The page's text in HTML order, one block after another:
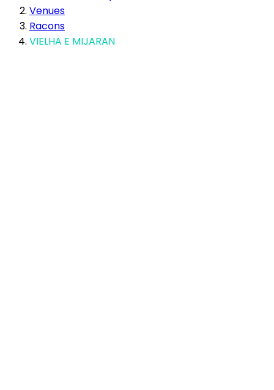
Venues
Racons
VIELHA E MIJARAN